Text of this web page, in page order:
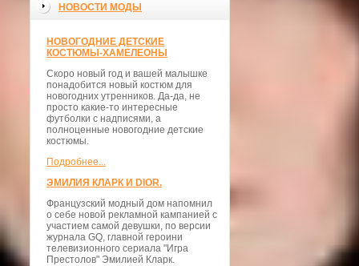
НОВОСТИ МОДЫ
НОВОГОДНИЕ ДЕТСКИЕ
КОСТЮМЫ-ХАМЕЛЕОНЫ
Скоро новый год и вашей малышке
понадобится новый костюм для
новогодних утренников. Да-да, не
просто какие-то интересные
футболки с надписями, а
полноценные новогодние детские
костюмы.
Подробнее...
ЭМИЛИЯ КЛАРК И DIOR.
Французский модный дом напомнил
о себе новой рекламной кампанией с
участием самой девушки, по версии
журнала GQ, главной героини
телевизионного сериала "Игра
Престолов" Эмилией Кларк.